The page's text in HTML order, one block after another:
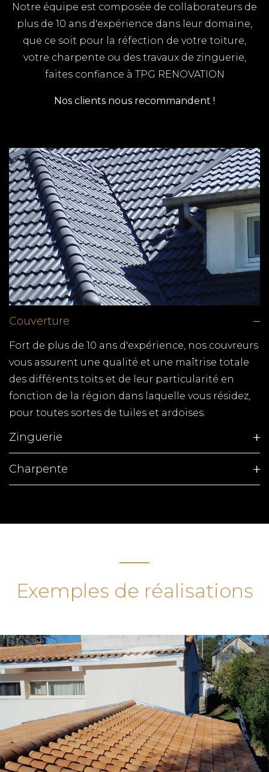
rapidement sur l'ensemble du département pour
tous vos travaux de couverture / zinguerie
RENOVATION MEDIS
TPG RENOVATION intervient sur l'ensemble du
tous vos travaux de rénovation.
TPG RENOVATION intervient sur l'ensemble du
département de la Charente-Maritime (17) pour
tous vos travaux de zinguerie. Gouttières,
chéneaux, dalles, toitures en zinc, notre équipe de
couvreurs zingueurs expérimentés, met ses
compétences à votre service.
ZINGUERIE ROCHEFORT
TPG RENOVATION intervient sur l'ensemble du
département de la Charente-Maritime (17) pour
tous vos travaux de zinguerie. Gouttières,
couvreurs zingueurs expérimentés, met ses
compétences à votre service.
Notre équipe est composée de collaborateurs de
plus de 10 ans d'expérience dans leur domaine,
que ce soit pour la réfection de votre toiture,
votre charpente ou des travaux de zinguerie,
faites confiance à TPG RENOVATION
Nos clients nous recommandent !
Couverture
Fort de plus de 10 ans d'expérience, nos couvreurs
vous assurent une qualité et une maîtrise totale
des différents toits et de leur particularité en
fonction de la région dans laquelle vous résidez,
pour toutes sortes de tuiles et ardoises.
Zinguerie
Charpente
Exemples de réalisations